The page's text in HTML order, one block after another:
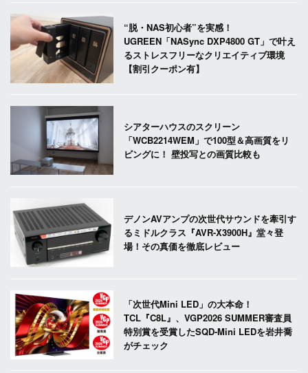
“脱・NAS初心者”を実感！
UGREEN「NASync DXP4800 GT」で叶え
るストレスフリーなクリエイティブ環境
【割引クーポン有】
シアターハウスのスクリーン
「WCB2214WEM」で100型＆高画質をリ
ビングに！ 壁投写との画質比較も
デノンAVアンプの次世代サウンドを牽引す
るミドルクラス『AVR-X3900H』堂々登
場！その真価を徹底レビュー
「次世代Mini LED」の大本命！
TCL『C8L』、VGP2026 SUMMER審査員
特別賞を受賞したSQD-Mini LEDを岩井喬
がチェック